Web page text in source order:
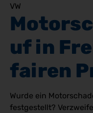
VW
uf in
fairen
Wurde ein
festgestellt?